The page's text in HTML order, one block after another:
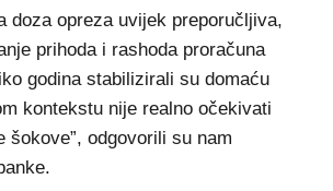
doza opreza uvijek preporučljiva,
prihoda i rashoda proračuna
godina stabilizirali su domaću
kontekstu nije realno očekivati
šokove”, odgovorili su nam